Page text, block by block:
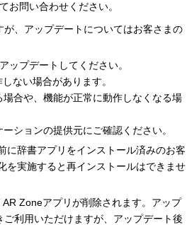
お問い合わせください。
、アップデートについてはお客さまの
ップデートしてください。
ない場合があります。
合や、機能が正常に動作しなくなる場
ションの提供元にご確認ください。
に辞書アプリをインストール済みのお客
を実施すると再インストールはできませ
Zoneアプリが削除されます。アップ
利用いただけますが、アップデート後